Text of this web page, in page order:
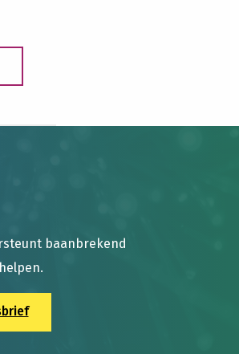
baanbrekend